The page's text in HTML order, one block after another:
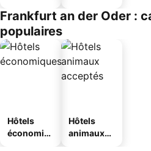
Frankfurt an der Oder :
populaires
Hôtels
économiq
Hôtels
animaux